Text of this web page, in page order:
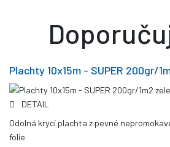
Plachty 10x15m - SUPER 200gr/
DETAIL
Odolná krycí plachta z pevné
folie